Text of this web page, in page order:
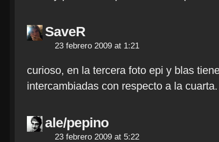
SaveR
23 febrero 2009 at 1:21
curioso, en la tercera foto epi y blas
intercambiadas con respecto a la cuarta.
ale/pepino
23 febrero 2009 at 5:22